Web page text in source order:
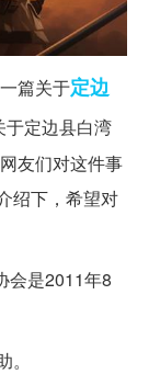
篇关于定边
于定边县白湾
友们对这件事
绍下，希望对
会是2011年8